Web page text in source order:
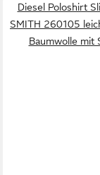
Diesel Poloshirt
SMITH 260105
Baumwolle mit